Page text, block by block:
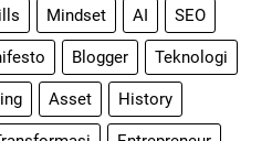
Mindset AI SEO
Blogger Teknologi
Asset History